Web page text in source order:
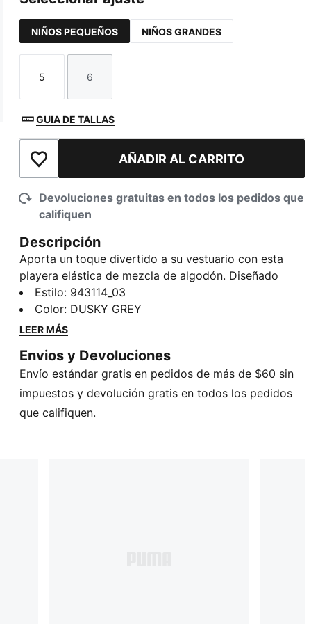
NIÑOS PEQUEÑOS NIÑOS GRANDES
Talla
5
Talla
6
GUIA DE TALLAS
Añadir a la lista de deseosAÑADIR AL CARRITO
Devoluciones gratuitas en todos los pedidos que
califiquen
Descripción
Aporta un toque divertido a su vestuario con esta
playera elástica de mezcla de algodón. Diseñado
para los pequeños más activos, se mueve con cada
giro, salto y voltereta, perfecto para salir a jugar o
para aventuras en el parque. Suave, flexible y
acompañar todos sus grandes momentos
preescolares.
Estilo: 943114_03
Color: DUSKY GREY
LEER MÁS
Envios y Devoluciones
Envío estándar gratis en pedidos de más de $60 sin
impuestos y devolución gratis en todos los pedidos
que califiquen.